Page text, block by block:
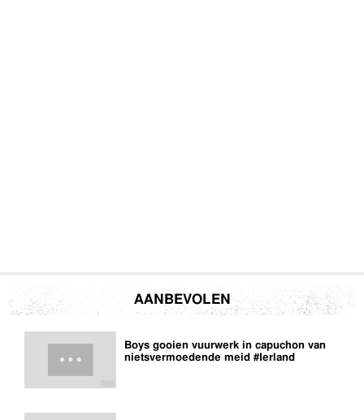
AANBEVOLEN
Boys gooien vuurwerk in capuchon van
nietsvermoedende meid #Ierland